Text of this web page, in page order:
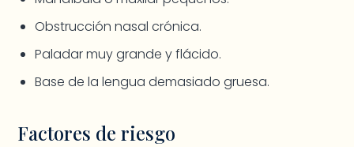
Obstrucción nasal crónica.
Paladar muy grande y flácido.
Base de la lengua demasiado gruesa.
Factores de riesgo